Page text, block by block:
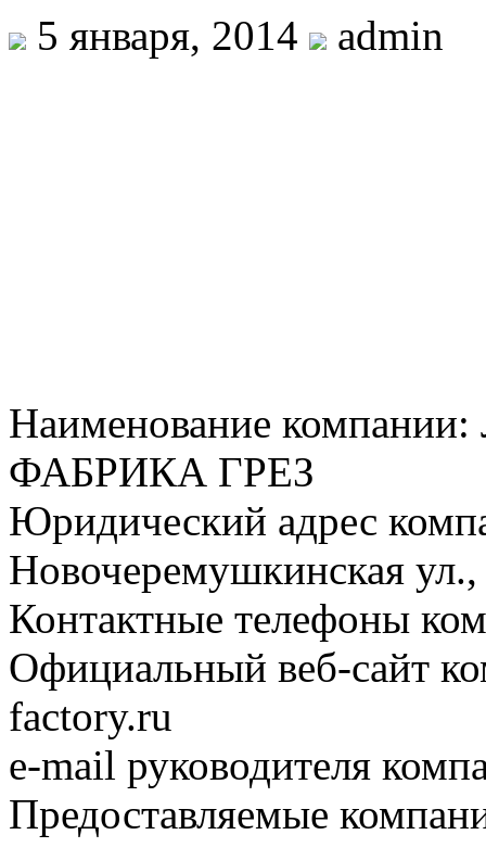
5 января, 2014 admin
Наименование
ФАБРИКА ГРЕЗ
Юридический адрес
Новочеремушкинская
Контактные телефоны
Официальный веб-сайт
factory.ru
e-mail руководителя
Предоставляемые